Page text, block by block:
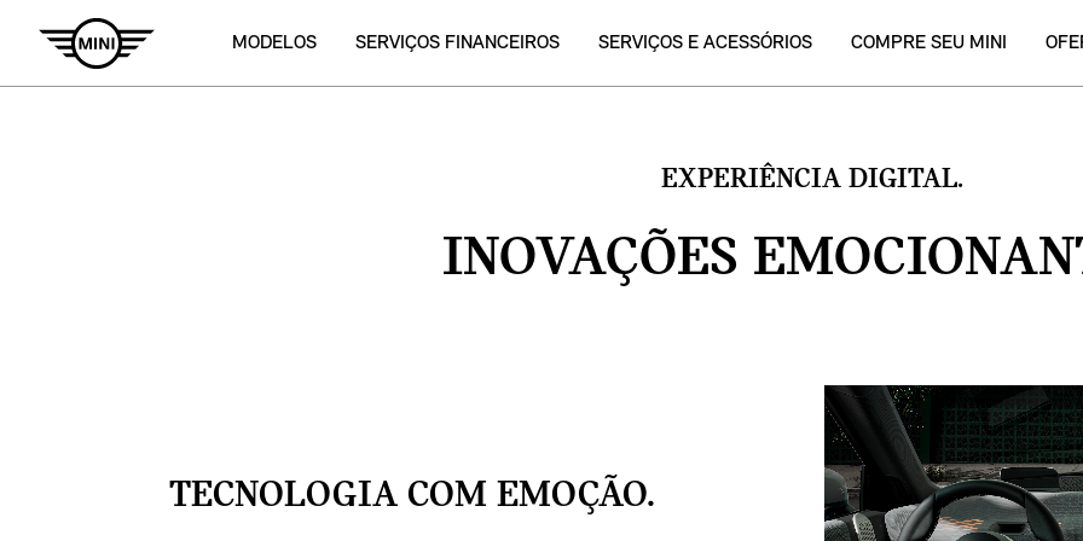
MODELOS SERVIÇOS FINANCEIROS SERVIÇOS E ACESSÓRIOS COMPRE SEU MINI
EXPERIÊNCIA DIGITAL.
INOVAÇÕES
TECNOLOGIA COM EMOÇÃO.